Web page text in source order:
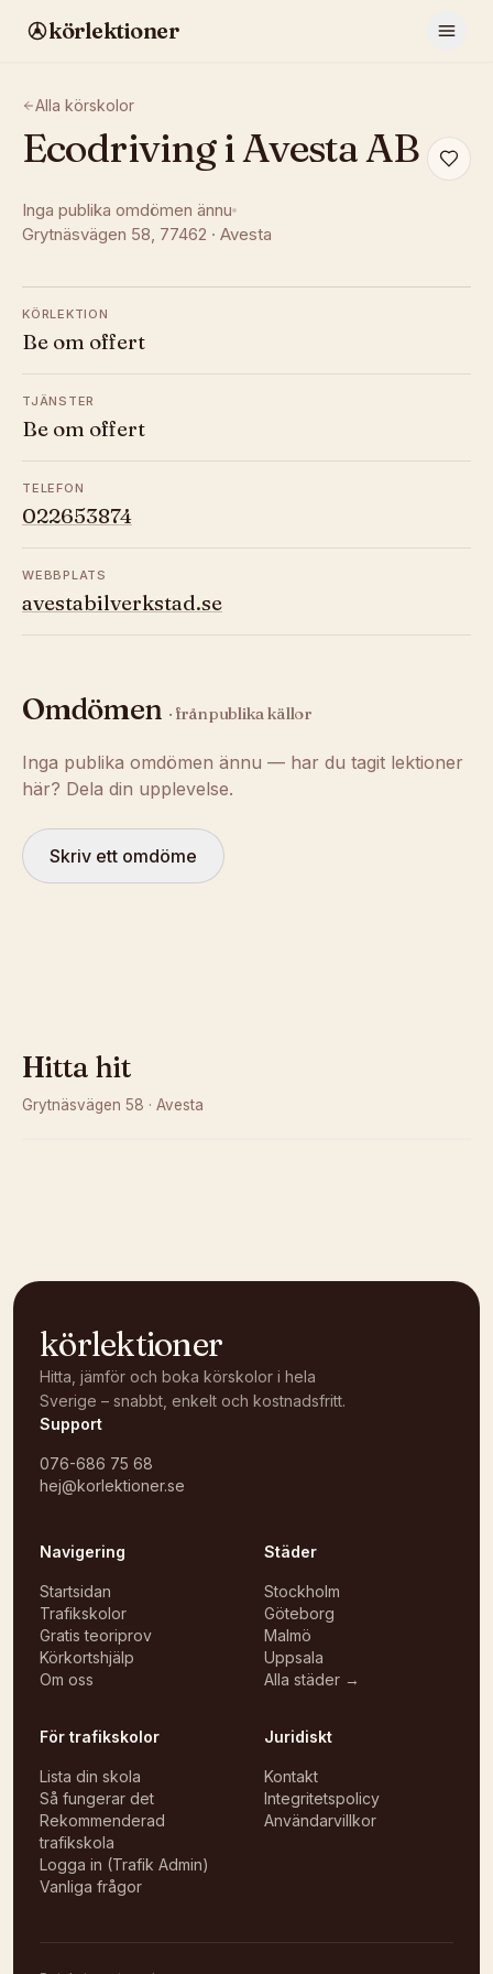
körlektioner
Alla körskolor
Ecodriving i Avesta AB
Inga publika omdömen ännu
Grytnäsvägen 58, 77462 · Avesta
KÖRLEKTION
Be om offert
TJÄNSTER
Be om offert
TELEFON
022653874
WEBBPLATS
avestabilverkstad.se
Omdömen · från publika källor
Inga publika omdömen ännu — har du tagit lektioner
här? Dela din upplevelse.
Skriv ett omdöme
Hitta hit
Grytnäsvägen 58 · Avesta
körlektioner
Hitta, jämför och boka körskolor i hela
Sverige – snabbt, enkelt och kostnadsfritt.
Support
076-686 75 68
hej@korlektioner.se
Navigering
Startsidan
Trafikskolor
Gratis teoriprov
Körkortshjälp
Om oss
Städer
Stockholm
Göteborg
Malmö
Uppsala
Alla städer →
För trafikskolor
Lista din skola
Så fungerar det
Rekommenderad
trafikskola
Logga in (Trafik Admin)
Vanliga frågor
Juridiskt
Kontakt
Integritetspolicy
Användarvillkor